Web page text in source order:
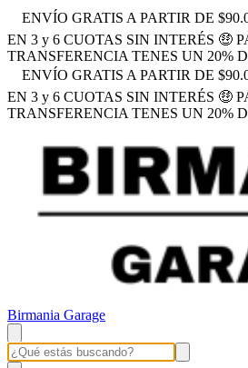
ENVÍO GRATIS A PARTIR DE
EN 3 y 6 CUOTAS SIN INTERÉS 🤑
TRANSFERENCIA TENES UN 20%
ENVÍO GRATIS A PARTIR DE
EN 3 y 6 CUOTAS SIN INTERÉS 🤑
TRANSFERENCIA TENES UN 20%
Birmania Garage